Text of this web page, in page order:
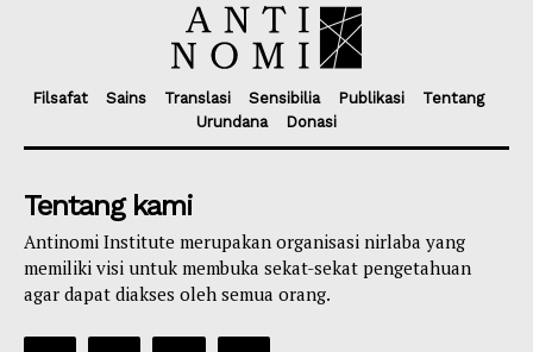
Filsafat Sains Translasi Sensibilia Publikasi
Tentang
Urundana
Donasi
Tentang kami
Antinomi Institute merupakan organisasi nirlaba yang
memiliki visi untuk membuka sekat-sekat pengetahuan
agar dapat diakses oleh semua orang.